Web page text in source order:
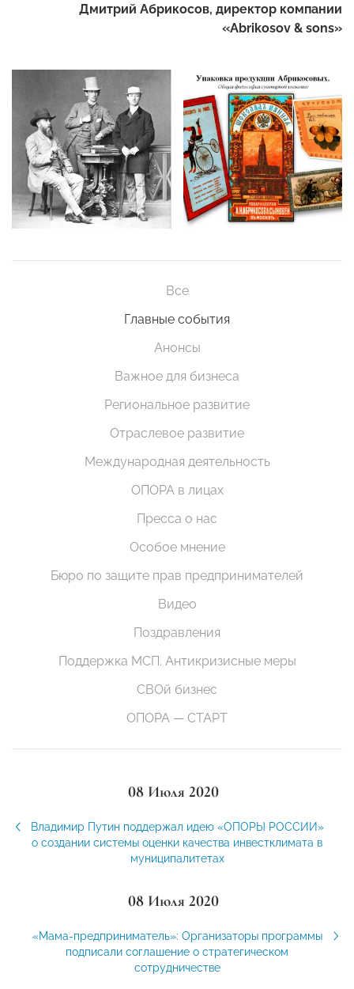
Дмитрий Абрикосов, директор компании
«Abrikosov & sons»
Все
Главные события
Анонсы
Важное для бизнеса
Региональное развитие
Отраслевое развитие
Международная деятельность
ОПОРА в лицах
Пресса о нас
Особое мнение
Бюро по защите прав предпринимателей
Видео
Поздравления
Поддержка МСП. Антикризисные меры
СВОй бизнес
ОПОРА — СТАРТ
08 Июля 2020
Владимир Путин поддержал идею «ОПОРЫ РОССИИ»
о создании системы оценки качества инвестклимата в
муниципалитетах
08 Июля 2020
«Мама-предприниматель»: Организаторы программы
подписали соглашение о стратегическом
сотрудничестве